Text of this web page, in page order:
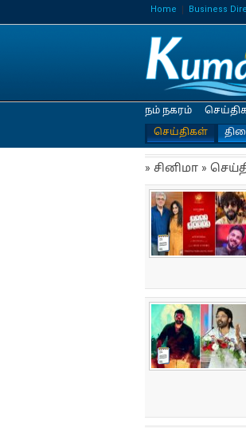
Home Business
நம் நகரம்
செய்திகள்
» சினிமா »
NewsIcon
NewsIcon